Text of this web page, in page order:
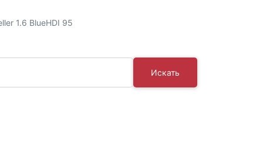
1.6 BlueHDI 95
Искать